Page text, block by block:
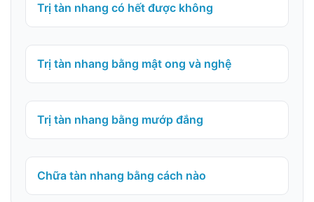
Trị tàn nhang có hết được không
Trị tàn nhang bằng mật ong và nghệ
Trị tàn nhang bằng mướp đắng
Chữa tàn nhang bằng cách nào